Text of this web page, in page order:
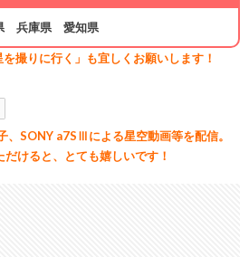
兵庫県 愛知県
撮りに行く」も宜しくお願いします！
、SONY a7SⅢによる星空動画等を配信。
けると、とても嬉しいです！